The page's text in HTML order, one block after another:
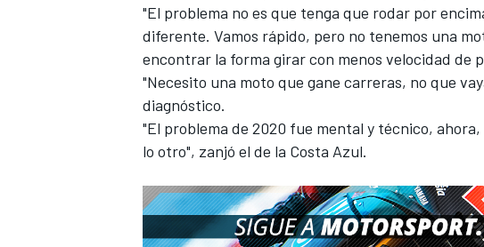
MÁS CATEGORÍAS
"El problema no es que tenga que rodar por
diferente. Vamos rápido, pero no tenemos una
encontrar la forma girar con menos velocidad de
"Necesito una moto que gane carreras, no que
diagnóstico.
"El problema de 2020 fue mental y técnico,
lo otro", zanjó el de la Costa Azul.